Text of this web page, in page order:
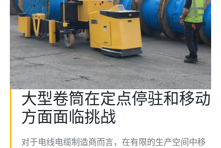
大型卷筒在定点停驻和移动
方面面临挑战
对于电线电缆制造商而言，在有限的生产空间中移